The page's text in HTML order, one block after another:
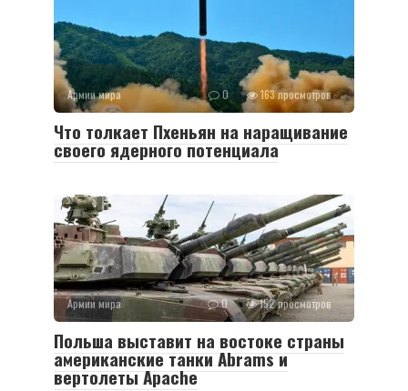
Армии мира 0 163 просмотров
Что толкает Пхеньян на наращивание
своего ядерного потенциала
Армии мира 0 152 просмотров
Польша выставит на востоке страны
американские танки Abrams и
вертолеты Apache